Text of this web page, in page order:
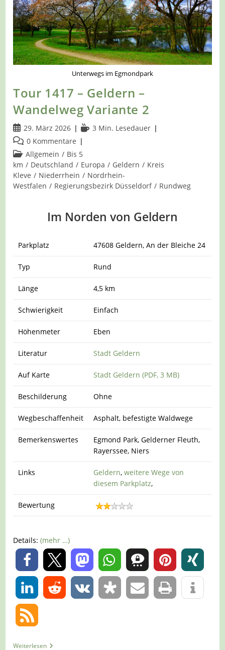
Unterwegs im Egmondpark
Tour 1417 – Geldern –
Wandelweg Variante 2
Beitrag
veröffentlicht:
29. März 2026 Lesedauer:
3 Min. Lesedauer
Beitrags-
Kommentare:
0 Kommentare
Beitrags-
Kategorie:
Allgemein / Bis 5
km / Deutschland / Europa / Geldern / Kreis
Kleve / Niederrhein / Nordrhein-
Westfalen / Regierungsbezirk Düsseldorf / Rundweg
Im Norden von Geldern
Parkplatz 47608 Geldern, An der Bleiche 24
Typ Rund
Länge 4,5 km
Schwierigkeit Einfach
Höhenmeter Eben
Literatur Stadt Geldern
Auf Karte Stadt Geldern (PDF, 3 MB)
Beschilderung Ohne
Wegbeschaffenheit Asphalt, befestigte Waldwege
Bemerkenswertes
Egmond Park, Gelderner Fleuth,
Rayerssee, Niers
Links Geldern,weitere Wege von
diesem Parkplatz,
Bewertung
Details:(mehr …)
0
0
WeiterlesenTour